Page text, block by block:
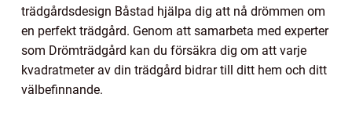
trädgårdsdesign Båstad hjälpa dig att nå drömmen om
en perfekt trädgård. Genom att samarbeta med experter
som Drömträdgård kan du försäkra dig om att varje
kvadratmeter av din trädgård bidrar till ditt hem och ditt
välbefinnande.